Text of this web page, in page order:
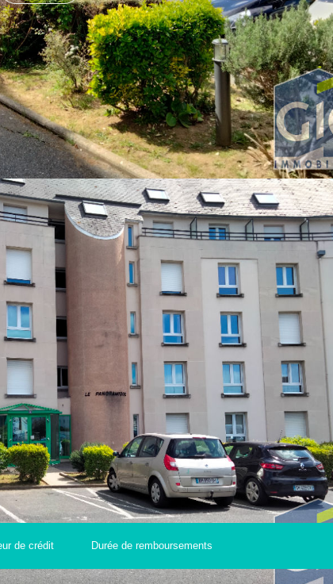
et en parfait état comprenant entrée avec grand
salle d'eau avec WC.
de crédit Durée de remboursements